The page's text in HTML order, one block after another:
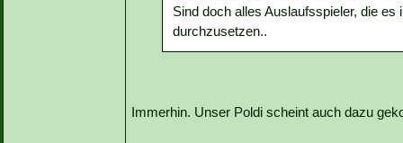
Sind doch alles Auslaufsspieler, die
durchzusetzen..
Immerhin. Unser Poldi scheint auch dazu